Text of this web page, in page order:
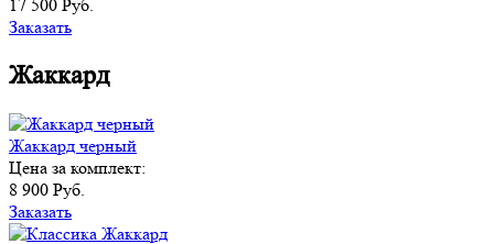
17 500 Руб.
Заказать
Жаккард
Жаккард черный
Цена за комплект:
8 900 Руб.
Заказать